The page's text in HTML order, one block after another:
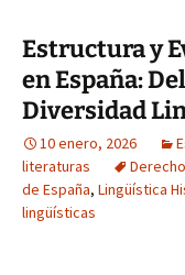
Estructura y
en España:
Diversidad
10 enero, 2026
literaturas
de España, Lingüística
lingüísticas